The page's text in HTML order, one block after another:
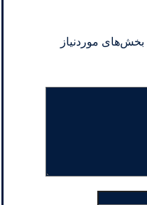
بخش‌های موردنیاز